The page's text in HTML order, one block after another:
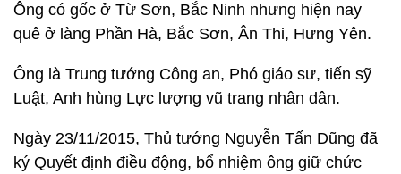
Ông có gốc ở Từ Sơn, Bắc Ninh nhưng hiện nay
quê ở làng Phần Hà, Bắc Sơn, Ân Thi, Hưng Yên.
Ông là Trung tướng Công an, Phó giáo sư, tiến sỹ
Luật, Anh hùng Lực lượng vũ trang nhân dân.
Ngày 23/11/2015, Thủ tướng Nguyễn Tấn Dũng đã
ký Quyết định điều động, bổ nhiệm ông giữ chức